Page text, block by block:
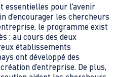
essentielles pour l’avenir
d’encourager les chercheurs
le programme exist
: au cours des deux
établissements
ont développé des
d’entreprise. De plus,